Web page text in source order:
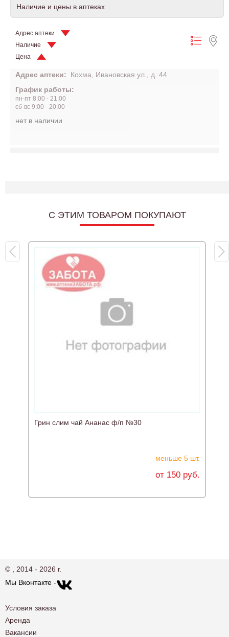
Наличие и цены в аптеках
Адрес аптеки
Наличие
Цена
Адрес аптеки:
Кохма, Ивановская ул., д. 44
График работы:
пн-пт 8:00 - 21:00
сб-вс 9:00 - 20:00
нет в наличии
C ЭТИМ ТОВАРОМ ПОКУПАЮТ
Грин слим чай Ананас ф/п №30
меньше 5 шт.
от 150 руб.
© , 2014 - 2026 г.
Мы Вконтакте -
Условия заказа
Аренда
Вакансии